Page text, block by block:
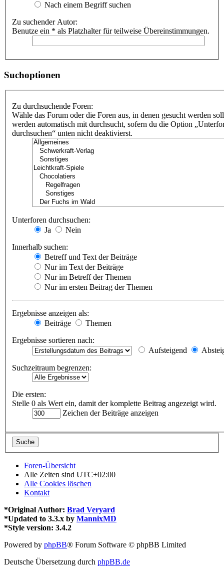
Nach einem Begriff suchen
Zu suchender Autor:
Benutze ein * als Platzhalter für teilweise Übereinstimmungen.
Suchoptionen
Zu durchsuchende Foren:
Wähle das Forum oder die Foren aus, in denen gesucht werden
werden automatisch mit durchsucht, sofern du die Option
durchsuchen“ unten nicht deaktivierst.
Unterforen durchsuchen:
Ja
Nein
Innerhalb suchen:
Betreff und Text der Beiträge
Nur im Text der Beiträge
Nur im Betreff der Themen
Nur im ersten Beitrag der Themen
Ergebnisse anzeigen als:
Beiträge
Themen
Ergebnisse sortieren nach:
Aufsteigend
Suchzeitraum begrenzen:
Die ersten:
Stelle 0 als Wert ein, damit der komplette Beitrag angezeigt wird.
Zeichen der Beiträge anzeigen
Foren-Übersicht
Alle Zeiten sind UTC+02:00
Alle Cookies löschen
Kontakt
*Original Author: Brad Veryard
*Updated to 3.3.x by MannixMD
*Style version: 3.4.2
Powered by phpBB® Forum Software © phpBB Limited
Deutsche Übersetzung durch phpBB.de